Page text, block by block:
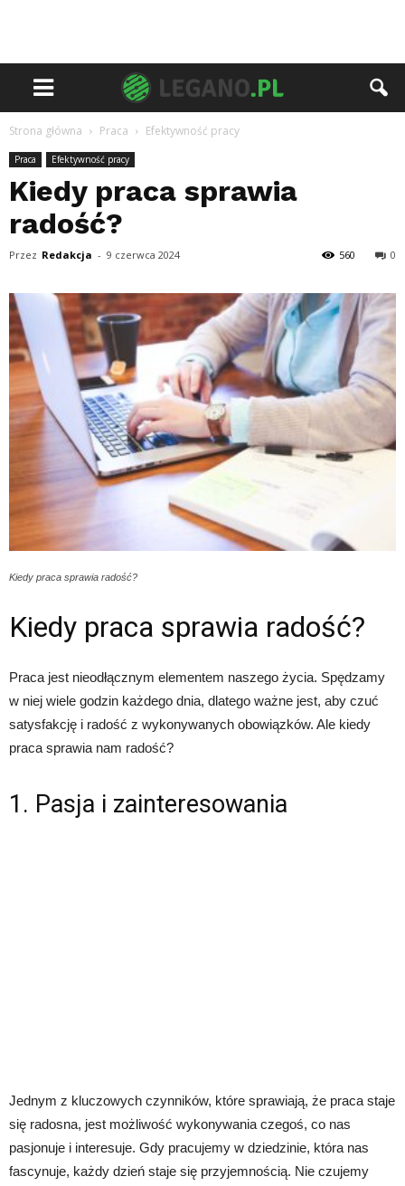
Strona główna Praca Efektywność pracy
Praca Efektywność pracy
Kiedy praca sprawia
radość?
Przez Redakcja - 9 czerwca 2024 0
560
Kiedy praca sprawia radość?
Kiedy praca sprawia radość?
Praca jest nieodłącznym elementem naszego życia. Spędzamy
w niej wiele godzin każdego dnia, dlatego ważne jest, aby czuć
satysfakcję i radość z wykonywanych obowiązków. Ale kiedy
praca sprawia nam radość?
1. Pasja i zainteresowania
Jednym z kluczowych czynników, które sprawiają, że praca staje
się radosna, jest możliwość wykonywania czegoś, co nas
pasjonuje i interesuje. Gdy pracujemy w dziedzinie, która nas
fascynuje, każdy dzień staje się przyjemnością. Nie czujemy